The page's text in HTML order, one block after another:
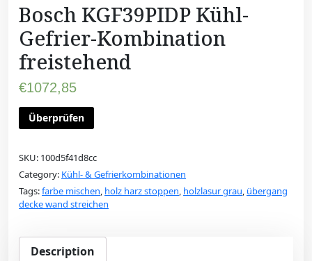
Bosch KGF39PIDP Kühl-
Gefrier-Kombination
freistehend
€1072,85
Überprüfen
SKU: 100d5f41d8cc
Category: Kühl- & Gefrierkombinationen
Tags:farbe mischen holz harz stoppen holzlasur grau übergang
decke wand streichen
Description